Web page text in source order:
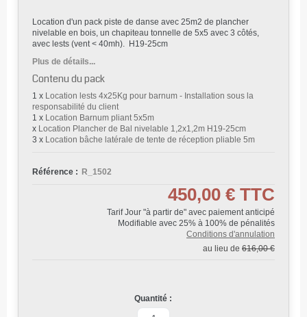
Location d'un pack piste de danse avec 25m2 de plancher
nivelable en bois, un chapiteau tonnelle de 5x5 avec 3 côtés,
avec lests (vent < 40mh). H19-25cm
Plus de détails...
Contenu du pack
1 x Location lests 4x25Kg pour barnum - Installation sous la
responsabilité du client
1 x Location Barnum pliant 5x5m
x Location Plancher de Bal nivelable 1,2x1,2m H19-25cm
3 x Location bâche latérale de tente de réception pliable 5m
Référence : R_1502
450,00 € TTC
Tarif Jour "à partir de" avec paiement anticipé
Modifiable avec 25% à 100% de pénalités
Conditions d'annulation
au lieu de 616,00 €
Quantité :